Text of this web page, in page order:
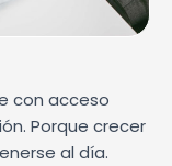
con acceso
Porque crecer
al día.